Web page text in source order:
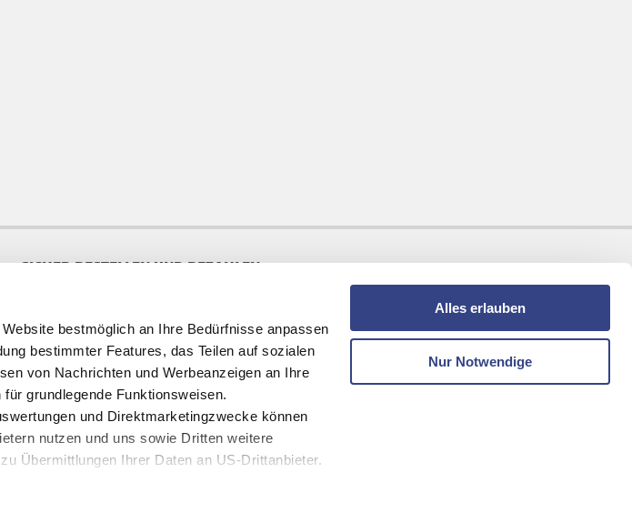
bestmöglich an Ihre Bedürfnisse anpassen
bestimmter Features, das Teilen auf sozialen
von Nachrichten und Werbeanzeigen an Ihre
grundlegende Funktionsweisen.
und Direktmarketingzwecke können
nutzen und uns sowie Dritten weitere
Übermittlungen Ihrer Daten an US-Drittanbieter.
Alles erlauben
Nur Notwendige
SICHER BESTELLEN UND BEZAHLEN
REISEN NEWSLETTER